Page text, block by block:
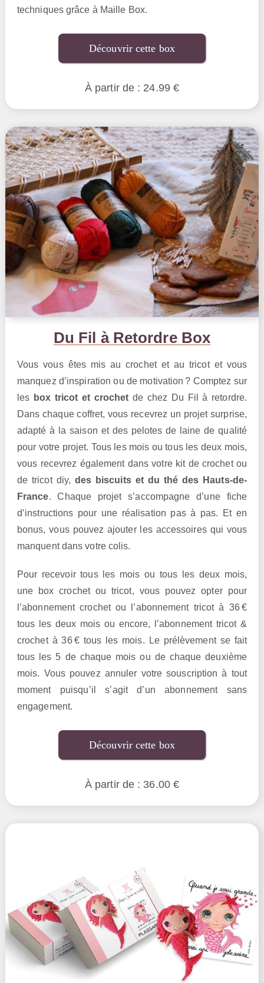
techniques grâce à Maille Box.
Découvrir cette box
À partir de : 24.99 €
Du Fil à Retordre Box
Vous vous êtes mis au crochet et au tricot et vous
manquez d’inspiration ou de motivation ? Comptez sur
les box tricot et crochet de chez Du Fil à retordre.
Dans chaque coffret, vous recevrez un projet surprise,
adapté à la saison et des pelotes de laine de qualité
pour votre projet. Tous les mois ou tous les deux mois,
vous recevrez également dans votre kit de crochet ou
de tricot diy, des biscuits et du thé des Hauts-de-
France. Chaque projet s’accompagne d’une fiche
d’instructions pour une réalisation pas à pas. Et en
bonus, vous pouvez ajouter les accessoires qui vous
manquent dans votre colis.
Pour recevoir tous les mois ou tous les deux mois,
une box crochet ou tricot, vous pouvez opter pour
l’abonnement crochet ou l’abonnement tricot à 36 €
tous les deux mois ou encore, l’abonnement tricot &
crochet à 36 € tous les mois. Le prélèvement se fait
tous les 5 de chaque mois ou de chaque deuxième
mois. Vous pouvez annuler votre souscription à tout
moment puisqu’il s’agit d’un abonnement sans
engagement.
Découvrir cette box
À partir de : 36.00 €